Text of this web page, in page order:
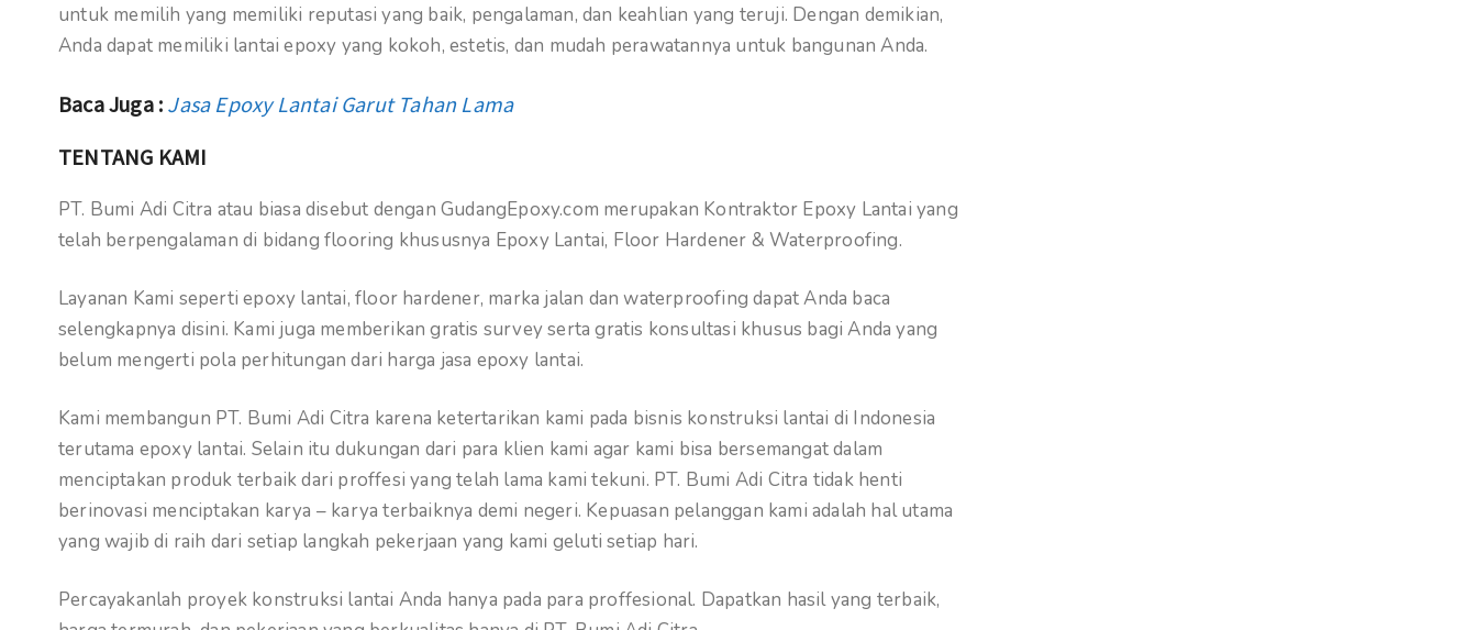
untuk memilih yang memiliki reputasi yang baik, pengalaman, dan keahlian yang teruji. Dengan demikian,
Anda dapat memiliki lantai epoxy yang kokoh, estetis, dan mudah perawatannya untuk bangunan Anda.
Baca Juga : Jasa Epoxy Lantai Garut Tahan Lama
TENTANG KAMI
PT. Bumi Adi Citra atau biasa disebut dengan GudangEpoxy.com merupakan Kontraktor Epoxy Lantai yang
telah berpengalaman di bidang flooring khususnya Epoxy Lantai, Floor Hardener & Waterproofing.
Layanan Kami seperti epoxy lantai, floor hardener, marka jalan dan waterproofing dapat Anda baca
selengkapnya disini. Kami juga memberikan gratis survey serta gratis konsultasi khusus bagi Anda yang
belum mengerti pola perhitungan dari harga jasa epoxy lantai.
Kami membangun PT. Bumi Adi Citra karena ketertarikan kami pada bisnis konstruksi lantai di Indonesia
terutama epoxy lantai. Selain itu dukungan dari para klien kami agar kami bisa bersemangat dalam
menciptakan produk terbaik dari proffesi yang telah lama kami tekuni. PT. Bumi Adi Citra tidak henti
berinovasi menciptakan karya – karya terbaiknya demi negeri. Kepuasan pelanggan kami adalah hal utama
yang wajib di raih dari setiap langkah pekerjaan yang kami geluti setiap hari.
Percayakanlah proyek konstruksi lantai Anda hanya pada para proffesional. Dapatkan hasil yang terbaik,